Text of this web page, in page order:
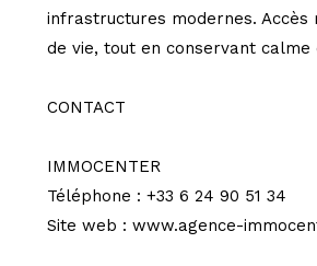
infrastructures modernes. Accès
de vie, tout en conservant calme
CONTACT
IMMOCENTER
Téléphone : +33 6 24 90 51 34
Site web : www.agence-